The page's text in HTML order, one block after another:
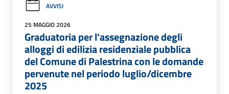
AVVISI
25 MAGGIO 2026
Graduatoria per l'assegnazione degli
alloggi di edilizia residenziale pubblica
del Comune di Palestrina con le domande
pervenute nel periodo luglio/dicembre
2025